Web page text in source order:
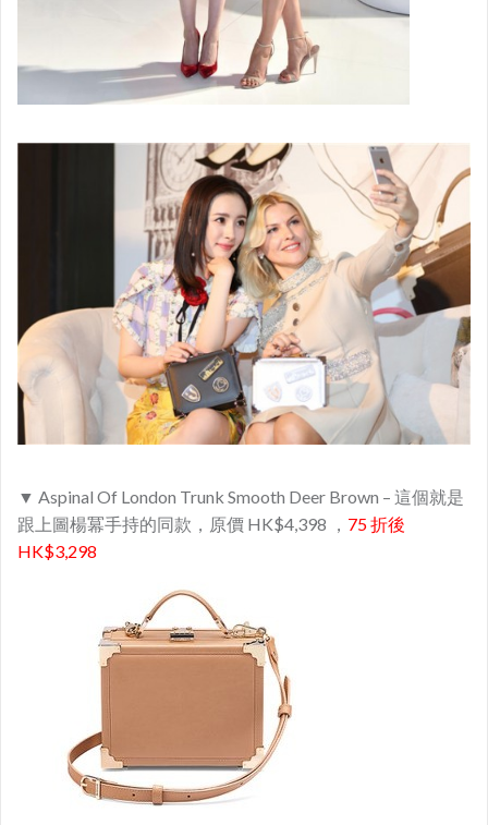
▼ Aspinal Of London Trunk Smooth Deer Brown – 這個就是
跟上圖楊冪手持的同款，原價 HK$4,398 ， 75 折後
HK$3,298